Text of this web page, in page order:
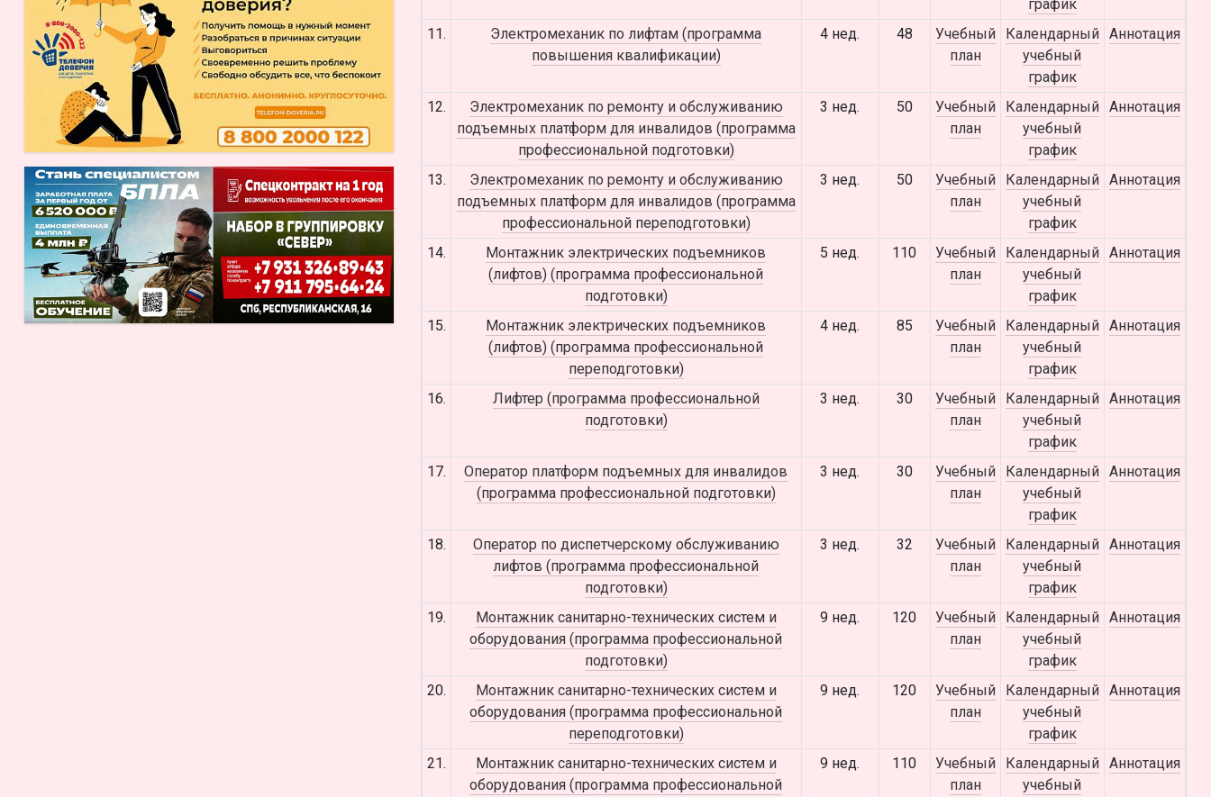
график
11.
Электромеханик по лифтам (программа
повышения квалификации)
4 нед. 48
Учебный
план
Календарный
учебный
график
Аннотация
12.
Электромеханик по ремонту и обслуживанию
подъемных платформ для инвалидов (программа
профессиональной подготовки)
3 нед. 50
Учебный
план
Календарный
учебный
график
Аннотация
13.
Электромеханик по ремонту и обслуживанию
подъемных платформ для инвалидов (программа
профессиональной переподготовки)
3 нед. 50
Учебный
план
Календарный
учебный
график
Аннотация
14.
Монтажник электрических подъемников
(лифтов) (программа профессиональной
подготовки)
5 нед. 110
Учебный
план
Календарный
учебный
график
Аннотация
15.
Монтажник электрических подъемников
(лифтов) (программа профессиональной
переподготовки)
4 нед. 85
Учебный
план
Календарный
учебный
график
Аннотация
16.
Лифтер (программа профессиональной
подготовки)
3 нед. 30
Учебный
план
Календарный
учебный
график
Аннотация
17.
Оператор платформ подъемных для инвалидов
(программа профессиональной подготовки)
3 нед. 30
Учебный
план
Календарный
учебный
график
Аннотация
18.
Оператор по диспетчерскому обслуживанию
лифтов (программа профессиональной
подготовки)
3 нед. 32
Учебный
план
Календарный
учебный
график
Аннотация
19.
Монтажник санитарно-технических систем и
оборудования (программа профессиональной
подготовки)
9 нед. 120
Учебный
план
Календарный
учебный
график
Аннотация
20.
Монтажник санитарно-технических систем и
оборудования (программа профессиональной
переподготовки)
9 нед. 120
Учебный
план
Календарный
учебный
график
Аннотация
21.
Монтажник санитарно-технических систем и
оборудования (программа профессиональной
9 нед. 110
Учебный
план
Календарный
учебный
Аннотация